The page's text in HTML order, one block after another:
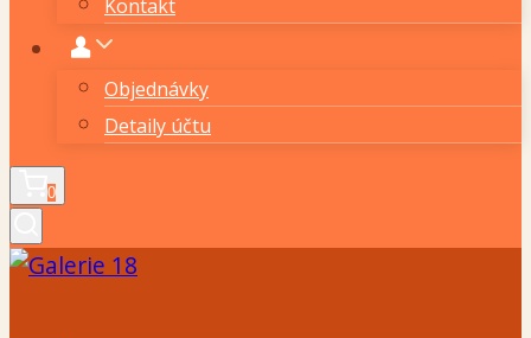
Kontakt
Objednávky
Detaily účtu
0